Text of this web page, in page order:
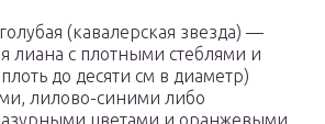
(кавалерская звезда) —
лиана с плотными стеблями и
до десяти см в диаметр)
лилово-синими либо
цветами и оранжевыми